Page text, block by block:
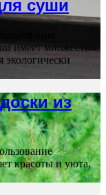
суши
имеет множество
экологически
из
красоты и уюта,